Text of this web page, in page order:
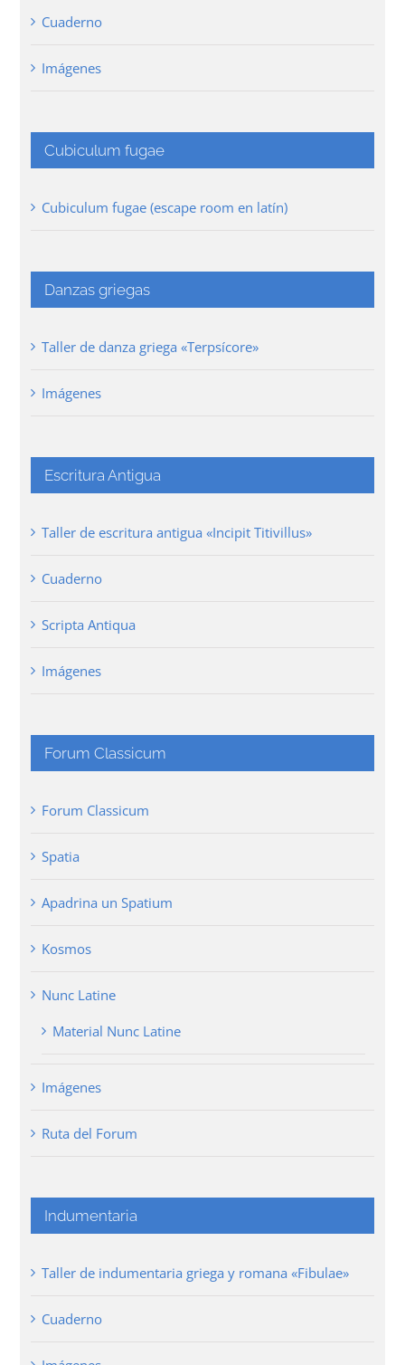
Cuaderno
Imágenes
Cubiculum fugae
Cubiculum fugae (escape room en latín)
Danzas griegas
Taller de danza griega «Terpsícore»
Imágenes
Escritura Antigua
Taller de escritura antigua «Incipit Titivillus»
Cuaderno
Scripta Antiqua
Imágenes
Forum Classicum
Forum Classicum
Spatia
Apadrina un Spatium
Kosmos
Nunc Latine
Material Nunc Latine
Imágenes
Ruta del Forum
Indumentaria
Taller de indumentaria griega y romana «Fibulae»
Cuaderno